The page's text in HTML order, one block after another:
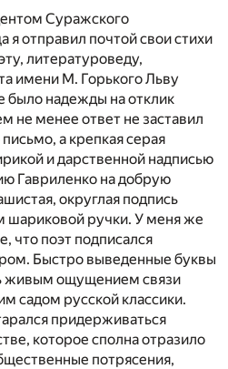
Суражского
я отправил почтой свои стихи
литературоведу,
имени М. Горького Льву
было надежды на отклик
не менее ответ не заставил
а крепкая серая
и дарственной надписью
Гавриленко на добрую
округлая подпись
шариковой ручки. У меня же
что поэт подписался
Быстро выведенные буквы
живым ощущением связи
садом русской классики.
придерживаться
которое сполна отразило
потрясения,